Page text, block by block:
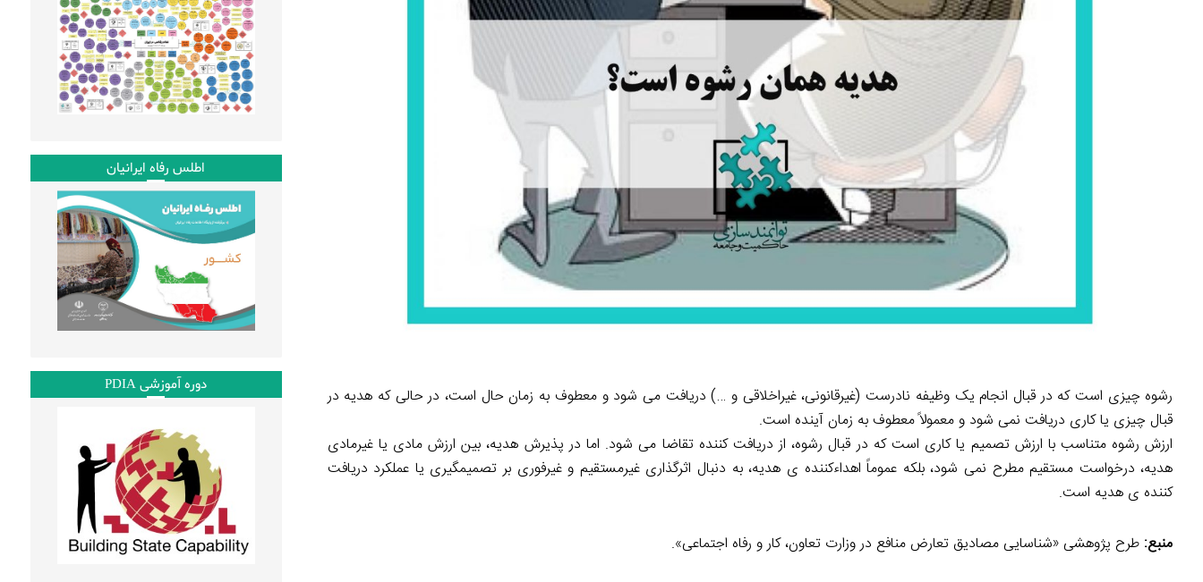
رشوه چیزی است که در قبال انجام یک وظیفه نادرست (غیرقانونی، غیراخلاقی و …) دریافت می شود و معطوف به زمان حال است، در حالی که هدیه در
قبال چیزی یا کاری دریافت نمی شود و معمولاً معطوف به زمان آینده است.
ارزش رشوه متناسب با ارزش تصمیم یا کاری است که در قبال رشوه، از دریافت کننده تقاضا می شود. اما در پذیرش هدیه، بین ارزش مادی یا غیرمادی
هدیه، درخواست مستقیم مطرح نمی شود، بلکه عموماً اهداءکننده ی هدیه، به دنبال اثرگذاری غیرمستقیم و غیرفوری بر تصمیمگیری یا عملکرد دریافت
کننده ی هدیه است.
منبع: طرح پژوهشی «شناسایی مصادیق تعارض منافع در وزارت تعاون، کار و رفاه اجتماعی».
اطلس رفاه ایرانیان
دوره آموزشی PDIA